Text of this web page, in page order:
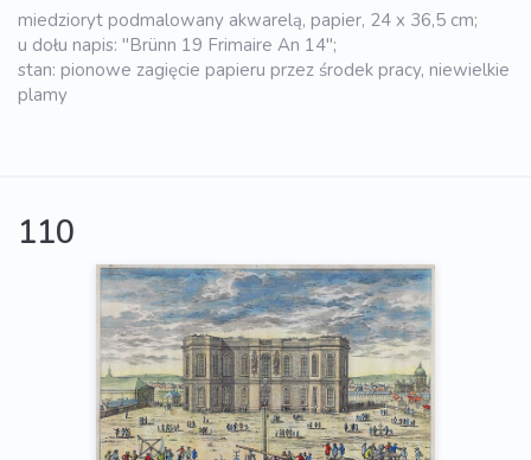
miedzioryt podmalowany akwarelą, papier, 24 x 36,5 cm;
u dołu napis: "Brünn 19 Frimaire An 14";
stan: pionowe zagięcie papieru przez środek pracy, niewielkie
plamy
110